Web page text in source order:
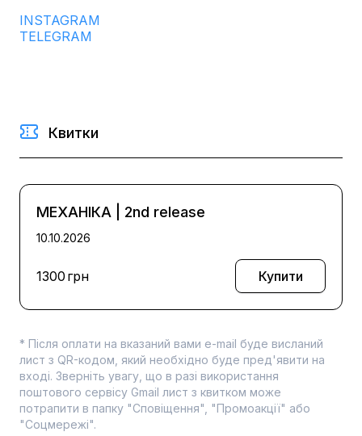
INSTAGRAM
TELEGRAM
Квитки
МЕХАНІКА 2nd release
10.10.2026
1300 грн Купити
* Після оплати на вказаний вами e-mail буде висланий
лист з QR-кодом, який необхідно буде пред'явити на
вході. Зверніть увагу, що в разі використання
поштового сервісу Gmail лист з квитком може
потрапити в папку "Сповіщення", "Промоакції" або
"Соцмережі".